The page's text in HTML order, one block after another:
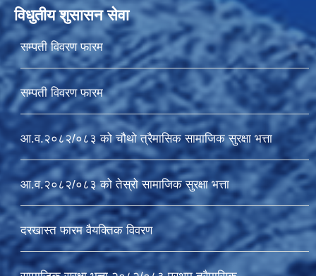
विधुतीय शुसासन सेवा
सम्पती विवरण फारम
सम्पती विवरण फारम
आ.व.२०८२/०८३ को चौथो त्रैमासिक सामाजिक सुरक्षा भत्ता
आ.व.२०८२/०८३ को तेस्रो सामाजिक सुरक्षा भत्ता
दरखास्त फारम वैयक्तिक विवरण